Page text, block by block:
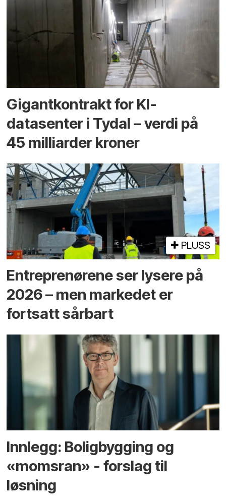
Gigantkontrakt for KI-
datasenter i Tydal – verdi på
45 milliarder kroner
PLUSS
Entreprenørene ser lysere på
2026 – men markedet er
fortsatt sårbart
Innlegg: Boligbygging og
«momsran» - forslag til
løsning